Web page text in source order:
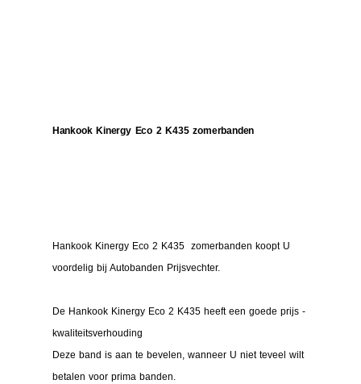
Hankook Kinergy Eco 2 K435 zomerbanden
Hankook Kinergy Eco 2 K435 zomerbanden koopt U
voordelig bij Autobanden Prijsvechter.
De Hankook Kinergy Eco 2 K435 heeft een goede prijs -
kwaliteitsverhouding
Deze band is aan te bevelen, wanneer U niet teveel wilt
betalen voor prima banden.